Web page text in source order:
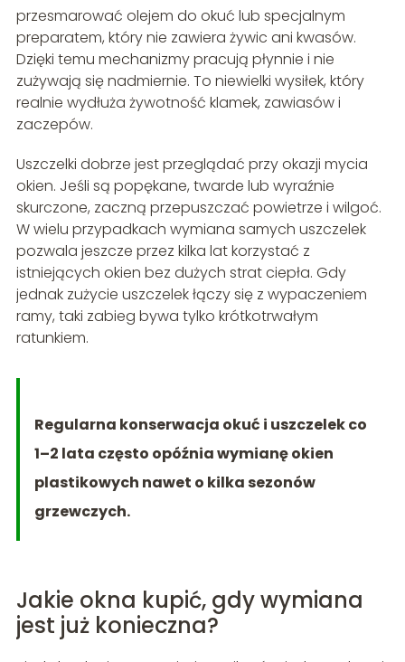
przesmarować olejem do okuć lub specjalnym
preparatem, który nie zawiera żywic ani kwasów.
Dzięki temu mechanizmy pracują płynnie i nie
zużywają się nadmiernie. To niewielki wysiłek, który
realnie wydłuża żywotność klamek, zawiasów i
zaczepów.
Uszczelki dobrze jest przeglądać przy okazji mycia
okien. Jeśli są popękane, twarde lub wyraźnie
skurczone, zaczną przepuszczać powietrze i wilgoć.
W wielu przypadkach wymiana samych uszczelek
pozwala jeszcze przez kilka lat korzystać z
istniejących okien bez dużych strat ciepła. Gdy
jednak zużycie uszczelek łączy się z wypaczeniem
ramy, taki zabieg bywa tylko krótkotrwałym
ratunkiem.
Regularna konserwacja okuć i uszczelek co
1–2 lata często opóźnia wymianę okien
plastikowych nawet o kilka sezonów
grzewczych.
Jakie okna kupić, gdy wymiana
jest już konieczna?